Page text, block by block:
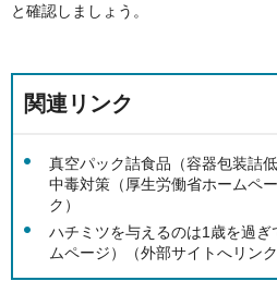
と確認しましょう。
関連リンク
真空パック詰食品（容器包装詰
中毒対策（厚生労働省ホームペ
ク）
ハチミツを与えるのは1歳を過
ムページ）（外部サイトへリンク